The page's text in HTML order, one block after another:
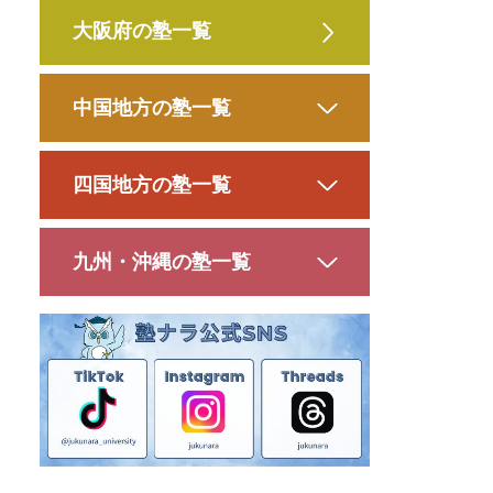
大阪府の塾一覧
中国地方の塾一覧
四国地方の塾一覧
九州・沖縄の塾一覧